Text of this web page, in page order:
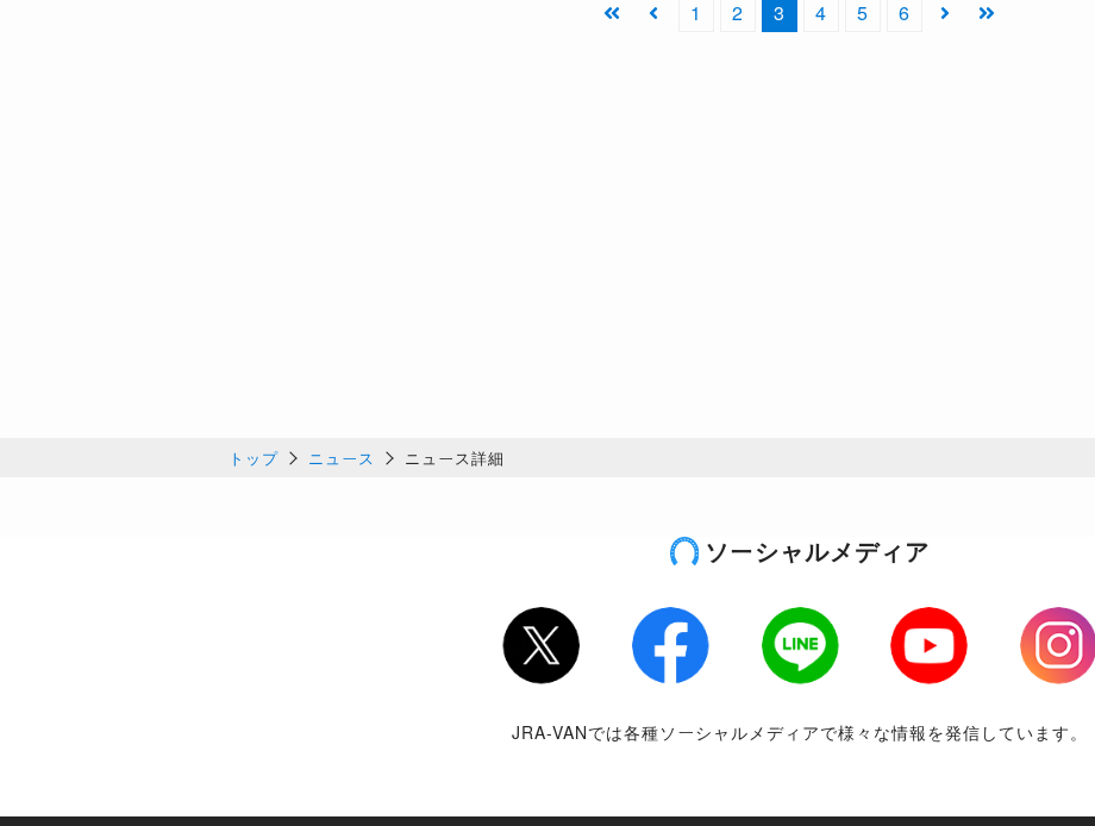
1 2 3 4 5 6
トップ ニュース ニュース詳細
ソーシャルメディア
Twitter LINE Youtube
Instagram
JRA-VANでは各種ソーシャルメディアで様々な情報を発信しています。